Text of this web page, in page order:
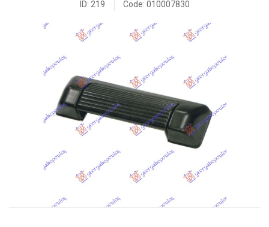
ID: 219 Code: 010007830